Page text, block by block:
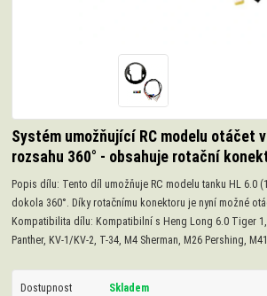
Systém umožňující RC modelu otáčet
rozsahu 360° - obsahuje rotační
Popis dílu: Tento díl umožňuje RC modelu tanku HL 6.0
dokola 360°. Díky rotačnímu konektoru je nyní možné
Kompatibilita dílu: Kompatibilní s Heng Long 6.0 Tiger 1,
Panther, KV-1/KV-2, T-34, M4 Sherman, M26 Pershing,
Dostupnost Skladem